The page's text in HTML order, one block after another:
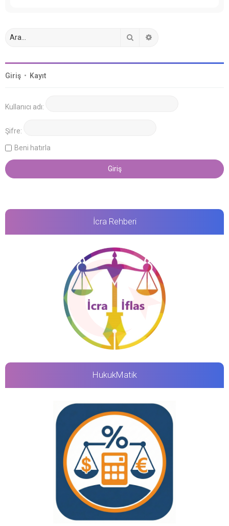
Giriş • Kayıt
Kullanıcı adı:
Şifre:
Beni hatırla
İcra Rehberi
HukukMatik